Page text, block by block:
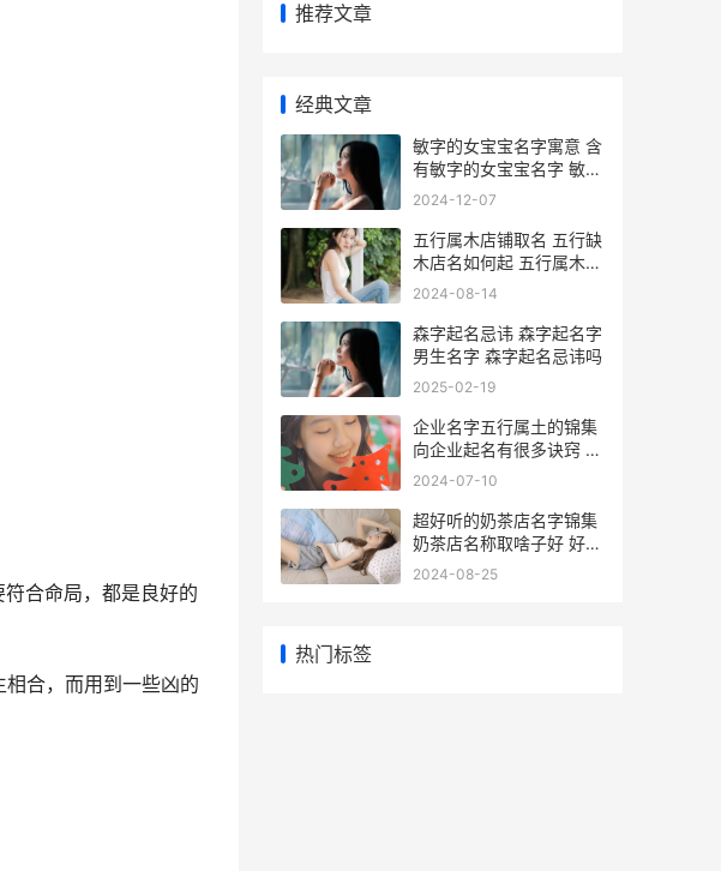
合命局，都是良好的
合，而用到一些凶的
推荐文章
经典文章
敏字的女宝宝名字寓意 含
有敏字的女宝宝名字 敏字
女孩最佳组合名字
2024-12-07
五行属木店铺取名 五行缺
木店名如何起 五行属木起
店名最吉利的字
2024-08-14
森字起名忌讳 森字起名字
男生名字 森字起名忌讳吗
2025-02-19
企业名字五行属土的锦集
向企业起名有很多诀窍 公
司名字的五行属性
2024-07-10
超好听的奶茶店名字锦集
奶茶店名称取啥子好 好听
的奶茶店名简约 唯美
2024-08-25
热门标签